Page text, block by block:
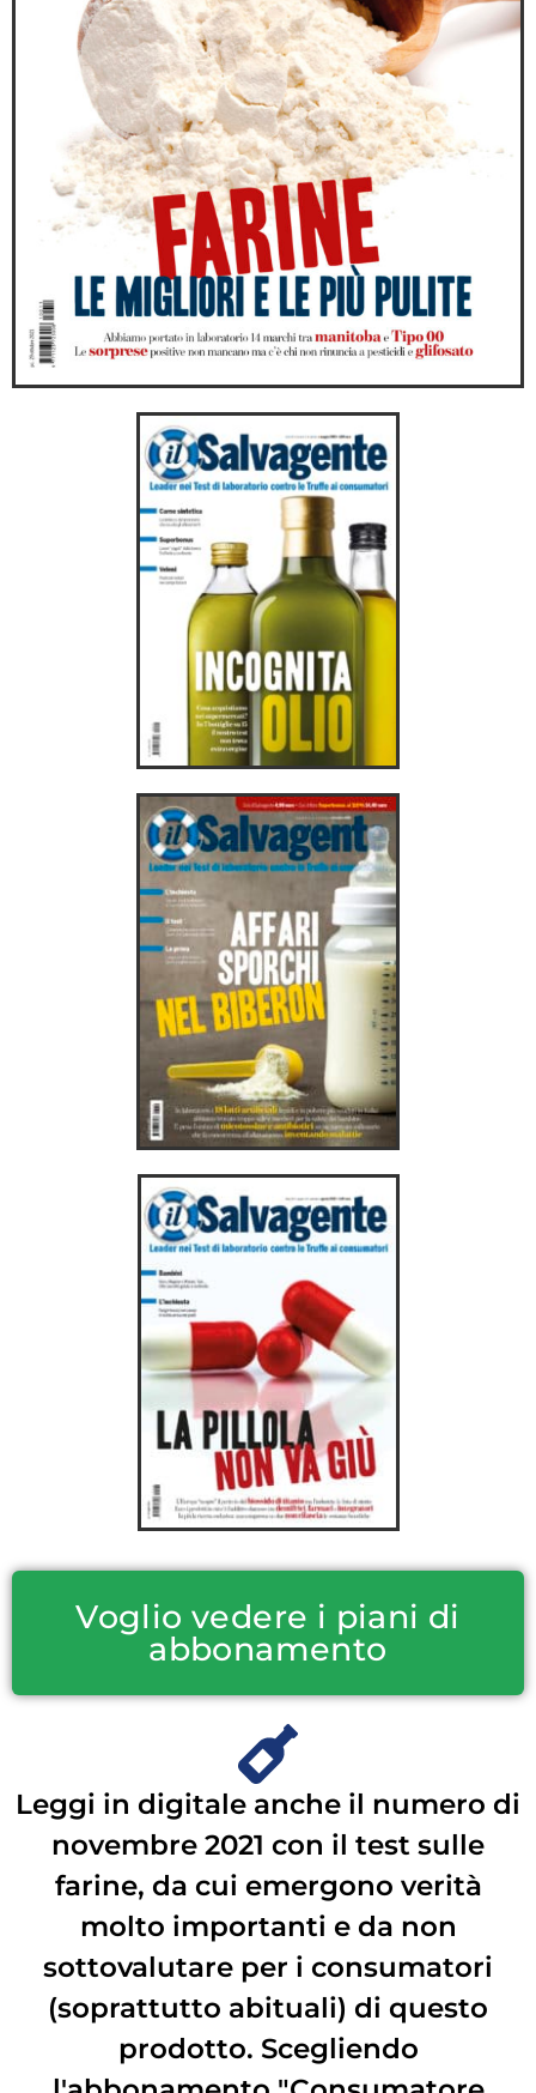
Voglio vedere i piani di
abbonamento
Leggi in digitale anche il numero di
novembre 2021 con il test sulle
farine, da cui emergono verità
molto importanti e da non
sottovalutare per i consumatori
(soprattutto abituali) di questo
prodotto. Scegliendo